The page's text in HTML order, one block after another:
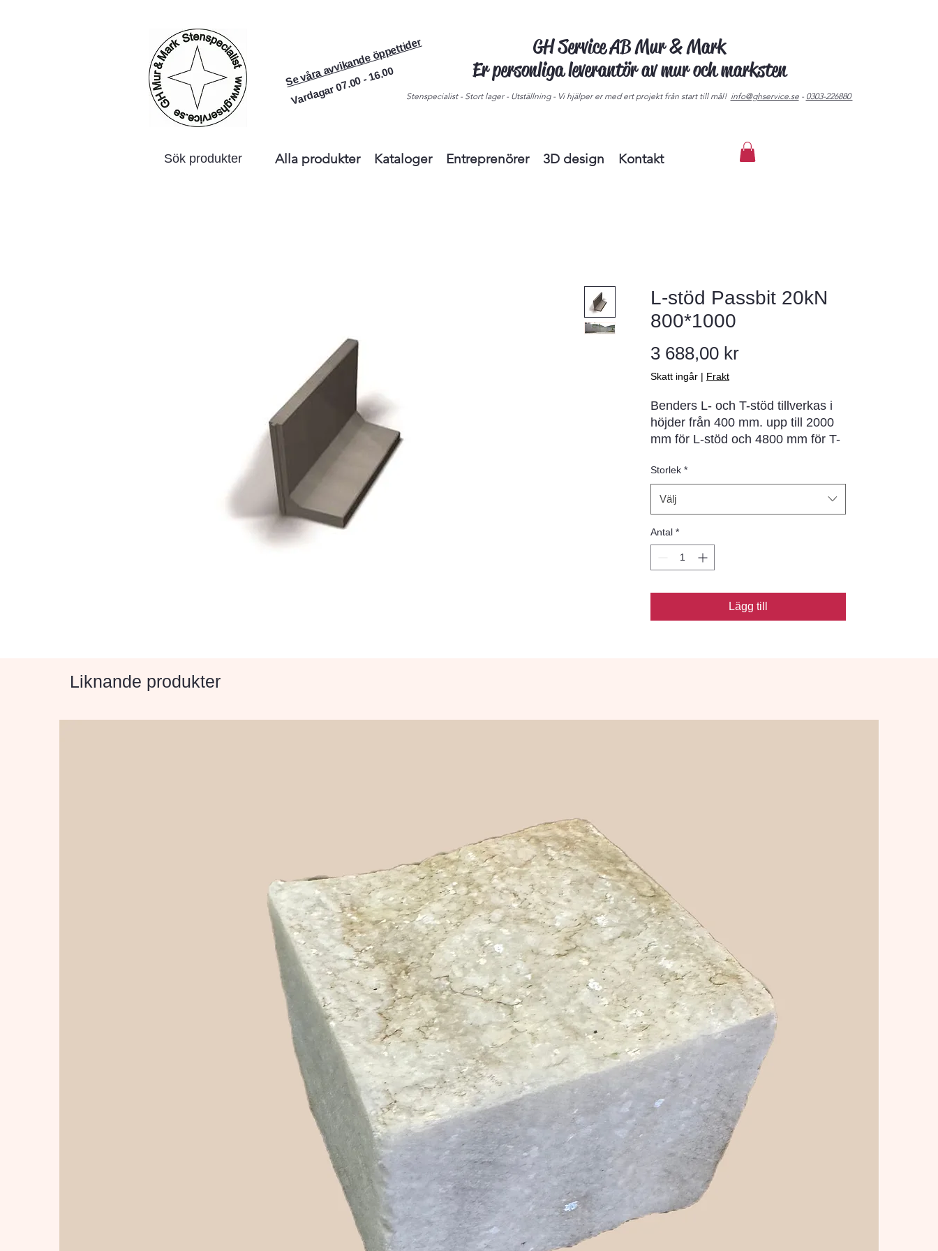
Se våra avvikande öppettider
Vardagar 07.00 - 16.00
GH Service AB Mur & Mark
Er personliga leverantör av mur och marksten
Stenspecialist - Stort lager - Utställning - Vi hjälper er med ert projekt från start till mål! info@ghservice.se- 0303-226880
Alla produkter Kataloger Entreprenörer 3D design Kontakt
Sök produkter
L-stöd Passbit 20kN
800*1000
3 688,00 krPris
Skatt ingår | Frakt
Benders L- och T-stöd tillverkas i
höjder från 400 mm. upp till 2000
mm för L-stöd och 4800 mm för T-
standardutförande. Från 400 mm
och upp 3000 mm är
standardlngden 2000 mm och
i längden 2400 mm. stödens
främsta uppgift är att på ett
estetiskt tilltalande sätt ta upp
nivåskillnader i t.ex. en park eller
en trafikmiljö. Samtliga stöd är
utrustade med godkända
design upp till och med 1400 mm
Storlek *
Välj
Antal *
Lägg till
Liknande produkter